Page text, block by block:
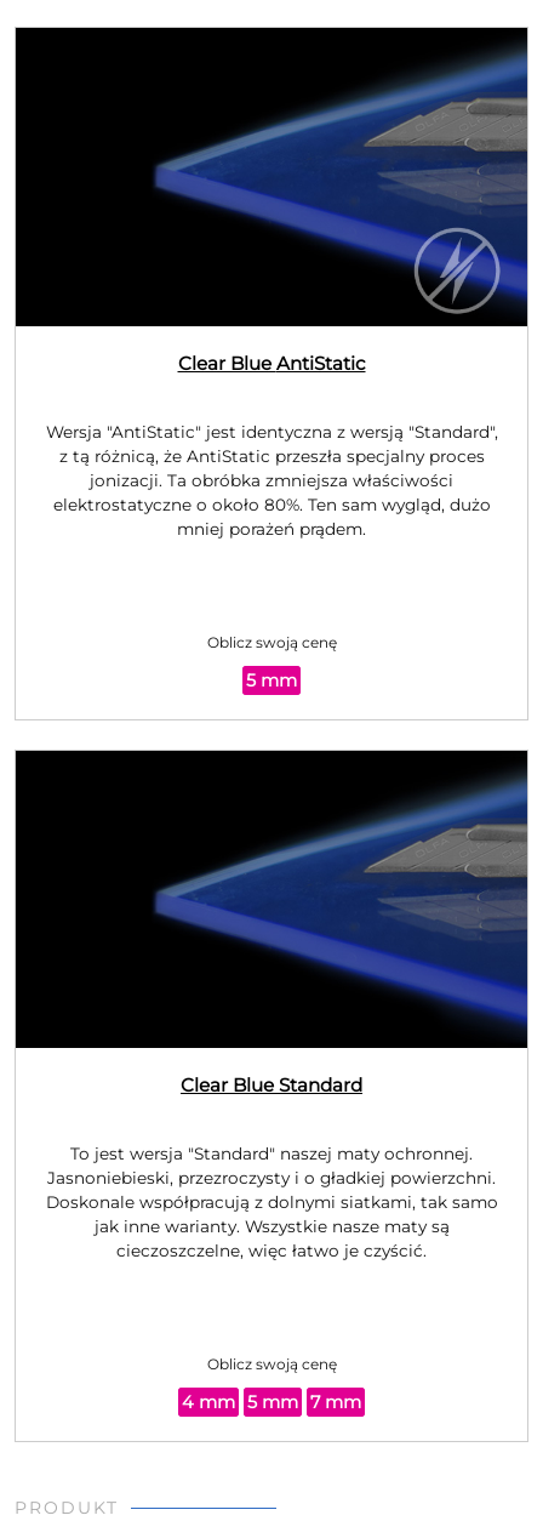
Clear Blue AntiStatic
Wersja "AntiStatic" jest identyczna z wersją "Standard",
z tą różnicą, że AntiStatic przeszła specjalny proces
jonizacji. Ta obróbka zmniejsza właściwości
elektrostatyczne o około 80%. Ten sam wygląd, dużo
mniej porażeń prądem.
Oblicz swoją cenę
5 mm
Clear Blue Standard
To jest wersja "Standard" naszej maty ochronnej.
Jasnoniebieski, przezroczysty i o gładkiej powierzchni.
Doskonale współpracują z dolnymi siatkami, tak samo
jak inne warianty. Wszystkie nasze maty są
cieczoszczelne, więc łatwo je czyścić.
Oblicz swoją cenę
4 mm 5 mm 7 mm
PRODUKT